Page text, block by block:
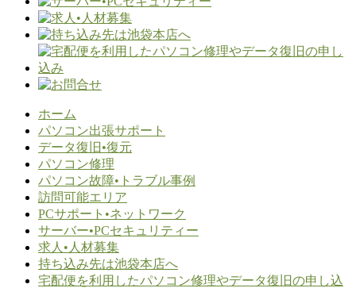
ホーム
パソコン出張サポート
データ復旧•復元
パソコン修理
パソコン故障•トラブル事例
訪問可能エリア
PCサポート•ネットワーク
サーバー•PCセキュリティー
求人•人材募集
持ち込み先は池袋本店へ
宅配便を利用したパソコン修理やデータ復旧の申し込